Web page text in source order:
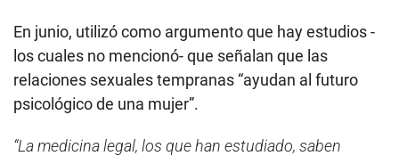
En junio, utilizó como argumento que hay estudios -
los cuales no mencionó- que señalan que las
relaciones sexuales tempranas “ayudan al futuro
psicológico de una mujer”.
“La medicina legal, los que han estudiado, saben